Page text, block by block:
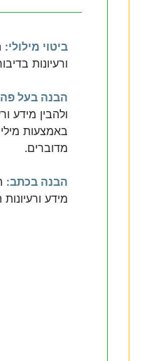
ביטוי מילולי:
ורעיונות
הבנה בעל
ולהבין מידע
באמצעות
מדוברים.
הבנה בכתב:
מידע